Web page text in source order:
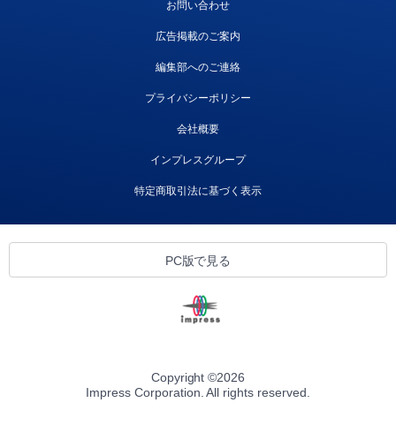
お問い合わせ
広告掲載のご案内
編集部へのご連絡
プライバシーポリシー
会社概要
インプレスグループ
特定商取引法に基づく表示
PC版で見る
Copyright ©2026
Impress Corporation. All rights reserved.